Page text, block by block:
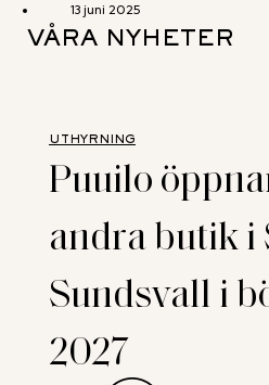
13 juni 2025
VÅRA NYHETER
UTHYRNING
Puuilo
andra butik i
Sundsvall i
2027